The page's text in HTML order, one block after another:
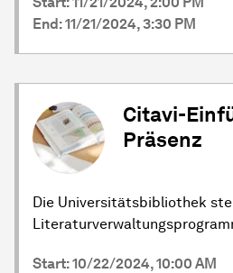
End: 11/21/2024, 3:30 PM
Citavi-
Präsenz
Die Universitätsbibliothek
Start: 10/22/2024, 10:00 AM